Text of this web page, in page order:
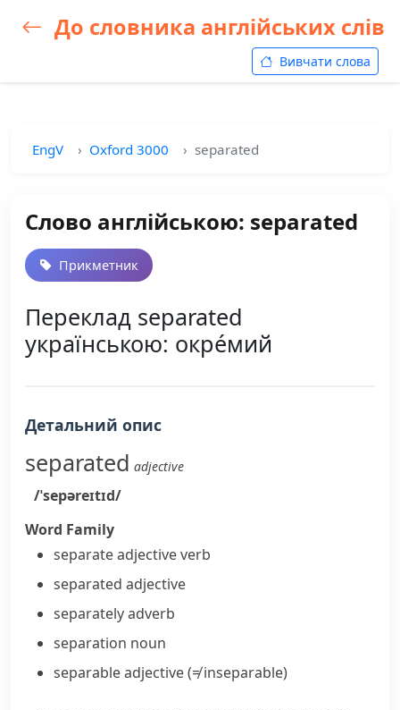
До словника англійських слів
Вивчати слова
EngV Oxford 3000 separated
Слово англійською: separated
Прикметник
Переклад separated
українською: окре́мий
Детальний опис
separated adjective
/ˈsepəreɪtɪd/
Word Family
separateadjectiveverb
separated adjective
separatelyadverb
separation noun
separableadjective(≠ inseparable)